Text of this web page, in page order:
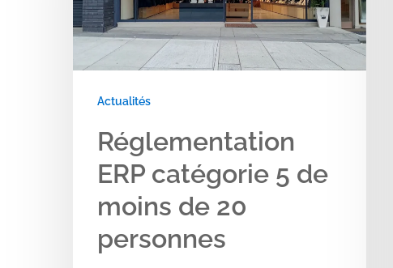
de
moins
de
personnes
Actualités
Réglementation
ERP catégorie 5 de
moins de 20
personnes